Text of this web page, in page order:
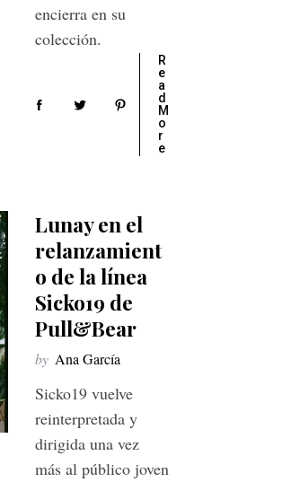
encierra en su
colección.
R
e
a
d
M
o
r
e
Lunay en el
relanzamient
o de la línea
Sicko19 de
Pull&Bear
by Ana García
Sicko19 vuelve
reinterpretada y
dirigida una vez
más al público joven